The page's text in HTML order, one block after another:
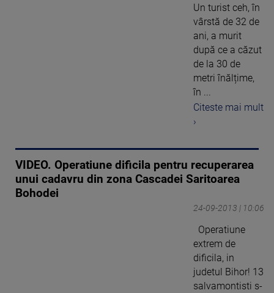
Un turist ceh, în
vârstă de 32 de
ani, a murit
după ce a căzut
de la 30 de
metri înălțime,
în ...
Citeste mai mult
›
VIDEO. Operatiune dificila pentru recuperarea
unui cadavru din zona Cascadei Saritoarea
Bohodei
24-09-2013 | 10:06
Operatiune
extrem de
dificila, in
judetul Bihor! 13
salvamontisti s-